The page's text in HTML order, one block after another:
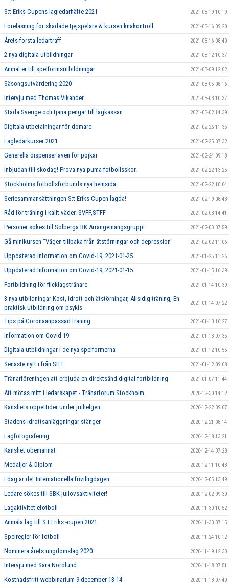
S:t Eriks-Cupens lagledarhäfte 2021 2021-03-19 10:19
Föreläsning för skadade tjejspelare & kursen knäkontroll 2021-03-16 09:20
Årets första ledarträff 2021-03-16 08:40
2 nya digitala utbildningar 2021-03-12 10:37
Anmäl er till spelformsutbildningar 2021-03-09 12:02
Säsongsutvärdering 2020 2021-03-05 08:16
Intervju med Thomas Vikander 2021-03-03 10:37
Städa Sverige och tjäna pengar till lagkassan 2021-03-02 14:39
Digitala utbetalningar för domare 2021-02-26 11:35
Lagledarkurser 2021 2021-02-25 07:32
Generella dispenser även för pojkar 2021-02-24 09:18
Inbjudan till skodag! Prova nya puma fotbollsskor. 2021-02-22 13:25
Stockholms fotbollsförbunds nya hemsida 2021-02-22 10:04
Seriesammansättningen S:t Eriks-Cupen lagda! 2021-02-19 08:43
Råd för träning i kallt väder. SVFF,STFF 2021-02-03 14:41
Personer sökes till Solberga BK Arrangemangsgrupp! 2021-02-03 07:59
Gå minikursen "Vägen tillbaka från ätstörningar och depression" 2021-02-02 11:06
Uppdaterad Information om Covid-19, 2021-01-25 2021-01-25 11:26
Uppdaterad Information om Covid-19, 2021-01-15 2021-01-15 16:39
Fortbildning för flicklagstränare 2021-01-14 10:39
3 nya utbildningar Kost, idrott och ätstörningar, Allsidig träning, En
praktisk utbildning om psykis
2021-01-14 07:22
Tips på Coronaanpassad träning 2021-01-13 10:27
Information om Covid-19 2021-01-13 07:35
Digitala utbildningar i de nya spelformerna 2021-01-12 10:55
Senaste nytt i från StFF 2021-01-12 09:08
Tränarföreningen att erbjuda en direktsänd digital fortbildning 2021-01-07 11:44
Att mötas mitt i ledarskapet - Tränarforum Stockholm 2020-12-30 14:12
Kansliets öppettider under julhelgen 2020-12-22 09:07
Stadens idrottsanläggningar stänger 2020-12-21 08:14
Lagfotografering 2020-12-18 13:21
Kansliet obemannat 2020-12-14 07:28
Medaljer & Diplom 2020-12-11 10:43
I dag är det Internationella frivilligdagen. 2020-12-05 13:49
Ledare sökes till SBK jullovsaktiviteter! 2020-12-02 09:30
Lagaktivitet efotboll 2020-11-30 10:52
Anmäla lag till S:t Eriks -cupen 2021 2020-11-30 07:15
Spelregler för fotboll 2020-11-24 10:12
Nominera årets ungdomslag 2020 2020-11-19 12:30
Intervju med Sara Nordlund 2020-11-18 07:51
Kostnadsfritt webbinarium 9 december 13-14 2020-11-18 07:40